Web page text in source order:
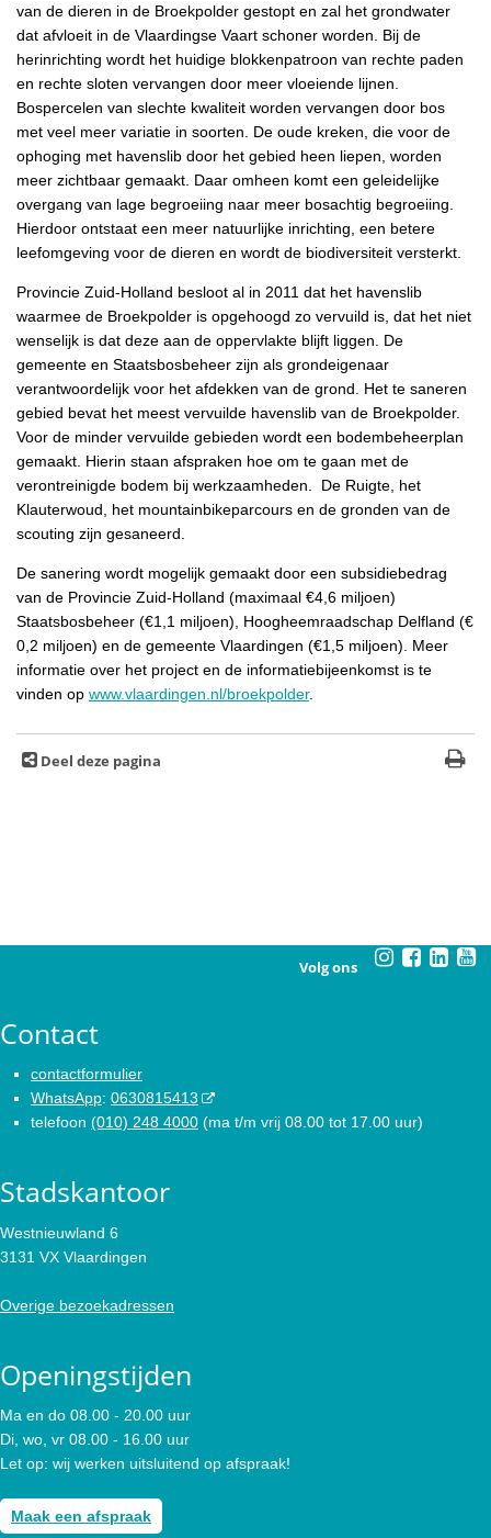
van de dieren in de Broekpolder gestopt en zal het grondwater
dat afvloeit in de Vlaardingse Vaart schoner worden. Bij de
herinrichting wordt het huidige blokkenpatroon van rechte paden
en rechte sloten vervangen door meer vloeiende lijnen.
Bospercelen van slechte kwaliteit worden vervangen door bos
met veel meer variatie in soorten. De oude kreken, die voor de
ophoging met havenslib door het gebied heen liepen, worden
meer zichtbaar gemaakt. Daar omheen komt een geleidelijke
overgang van lage begroeiing naar meer bosachtig begroeiing.
Hierdoor ontstaat een meer natuurlijke inrichting, een betere
leefomgeving voor de dieren en wordt de biodiversiteit versterkt.
Provincie Zuid-Holland besloot al in 2011 dat het havenslib
waarmee de Broekpolder is opgehoogd zo vervuild is, dat het niet
wenselijk is dat deze aan de oppervlakte blijft liggen. De
gemeente en Staatsbosbeheer zijn als grondeigenaar
verantwoordelijk voor het afdekken van de grond. Het te saneren
gebied bevat het meest vervuilde havenslib van de Broekpolder.
Voor de minder vervuilde gebieden wordt een bodembeheerplan
gemaakt. Hierin staan afspraken hoe om te gaan met de
verontreinigde bodem bij werkzaamheden. De Ruigte, het
Klauterwoud, het mountainbikeparcours en de gronden van de
scouting zijn gesaneerd.
De sanering wordt mogelijk gemaakt door een subsidiebedrag
van de Provincie Zuid-Holland (maximaal €4,6 miljoen)
Staatsbosbeheer (€1,1 miljoen), Hoogheemraadschap Delfland (€
0,2 miljoen) en de gemeente Vlaardingen (€1,5 miljoen). Meer
informatie over het project en de informatiebijeenkomst is te
vinden op www.vlaardingen.nl/broekpolder.
Deel deze pagina
Volg ons
Contact
contactformulier
WhatsApp: 0630815413
telefoon (010) 248 4000 (ma t/m vrij 08.00 tot 17.00 uur)
Stadskantoor
Westnieuwland 6
3131 VX Vlaardingen
Overige bezoekadressen
Openingstijden
Ma en do 08.00 - 20.00 uur
Di, wo, vr 08.00 - 16.00 uur
Let op: wij werken uitsluitend op afspraak!
Maak een afspraak